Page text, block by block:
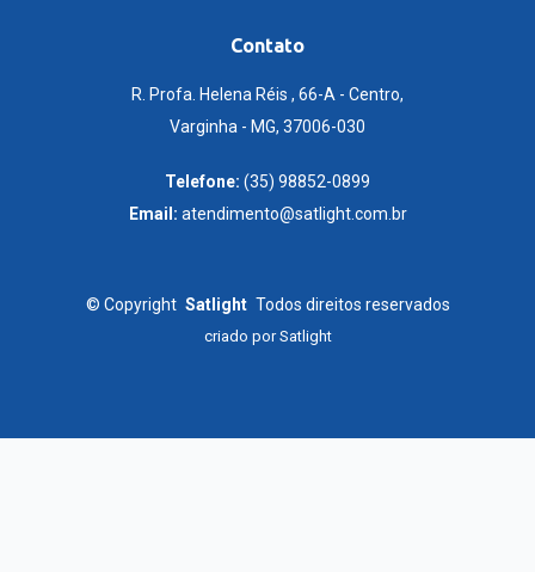
Contato
R. Profa. Helena Réis , 66-A - Centro,
Varginha - MG, 37006-030
Telefone: (35) 98852-0899
Email: atendimento@satlight.com.br
© Copyright Satlight Todos direitos reservados
criado porSatlight